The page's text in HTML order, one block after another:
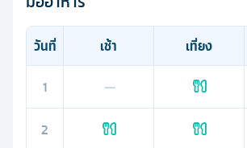
วันที่ เช้า เที่ยง
1
—
2